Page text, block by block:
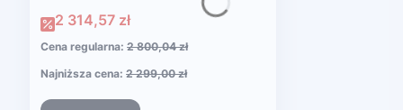
Cena promocyjna
2 314,57 zł
Cena regularna: 2 800,04 zł
Najniższa cena: 2 299,00 zł